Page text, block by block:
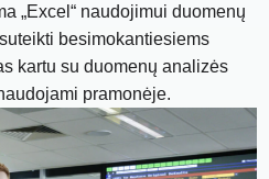
„Excel“ naudojimui duomenų
besimokantiesiems
kartu su duomenų analizės
pramonėje.